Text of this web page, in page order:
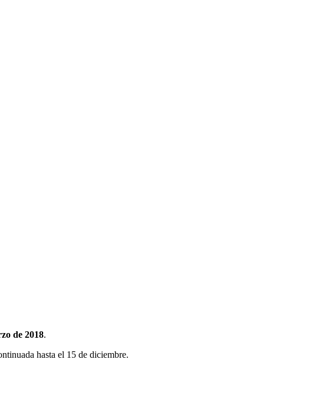
de 2018.
hasta el 15 de diciembre.